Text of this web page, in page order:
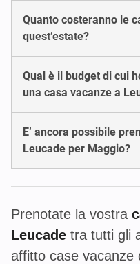
Quanto costeranno le
quest’estate?
Qual è il budget di cui
una casa vacanze a
E’ ancora possibile
Leucade per Maggio?
Prenotate la vostra
Leucade tra tutti gli
affitto case vacanze